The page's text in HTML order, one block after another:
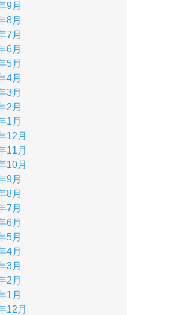
9月
8月
7月
6月
5月
4月
3月
2月
1月
12月
11月
10月
9月
8月
7月
6月
5月
4月
3月
2月
1月
12月